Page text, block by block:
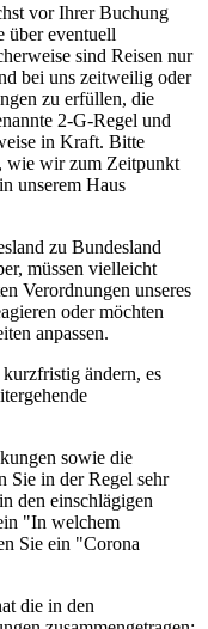
vor Ihrer Buchung
über eventuell
sind Reisen nur
bei uns zeitweilig oder
zu erfüllen, die
2-G-Regel und
in Kraft. Bitte
wie wir zum Zeitpunkt
unserem Haus
zu Bundesland
müssen vielleicht
Verordnungen unseres
oder möchten
anpassen.
ändern, es
sowie die
Sie in der Regel sehr
den einschlägigen
"In welchem
Sie ein "Corona
die in den